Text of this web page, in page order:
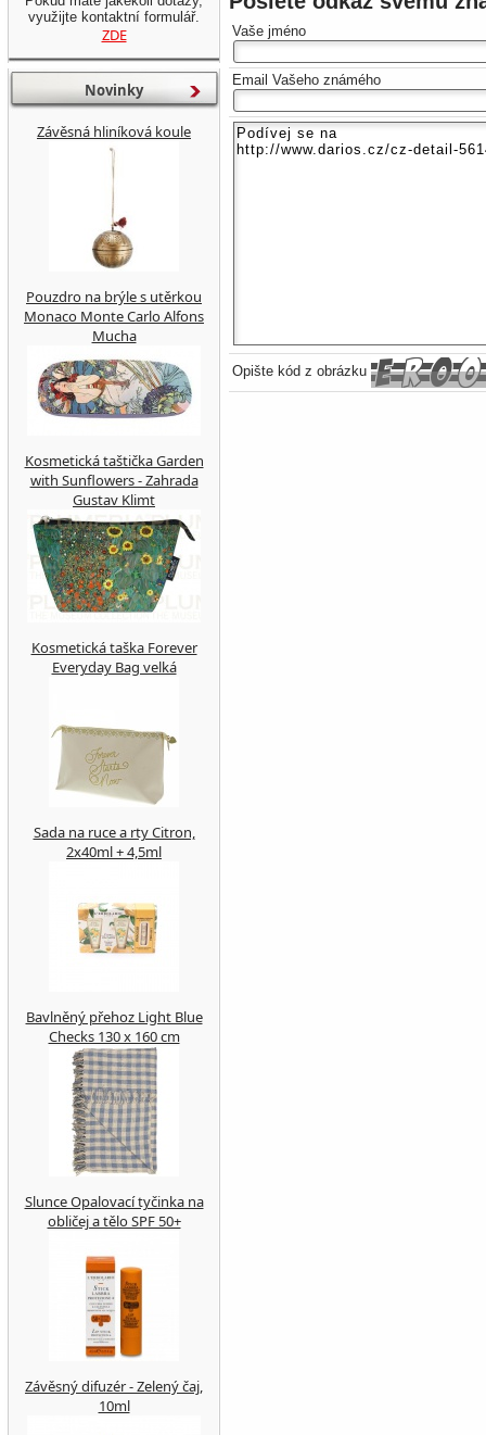
Vaše jméno
Email Vašeho známého
Opište kód z obrázku
využijte kontaktní formulář.
ZDE
Novinky
Závěsná hliníková koule
Pouzdro na brýle s utěrkou
Monaco Monte Carlo Alfons
Mucha
Kosmetická taštička Garden
with Sunflowers - Zahrada
Gustav Klimt
Kosmetická taška Forever
Everyday Bag velká
Sada na ruce a rty Citron,
2x40ml + 4,5ml
Bavlněný přehoz Light Blue
Checks 130 x 160 cm
Slunce Opalovací tyčinka na
obličej a tělo SPF 50+
Závěsný difuzér - Zelený čaj,
10ml